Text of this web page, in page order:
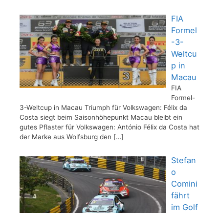
FIA
Formel
-3-
Weltcu
p in
Macau
FIA
Formel-
3-Weltcup in Macau Triumph für Volkswagen: Félix da
Costa siegt beim Saisonhöhepunkt Macau bleibt ein
gutes Pflaster für Volkswagen: António Félix da Costa hat
der Marke aus Wolfsburg den […]
Stefan
o
Comini
fährt
im Golf